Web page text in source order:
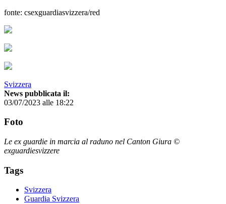
fonte: csexguardiasvizzera/red
Svizzera
News pubblicata il:
03/07/2023 alle 18:22
Foto
Le ex guardie in marcia al raduno nel Canton Giura ©
exguardiesvizzere
Tags
Svizzera
Guardia Svizzera